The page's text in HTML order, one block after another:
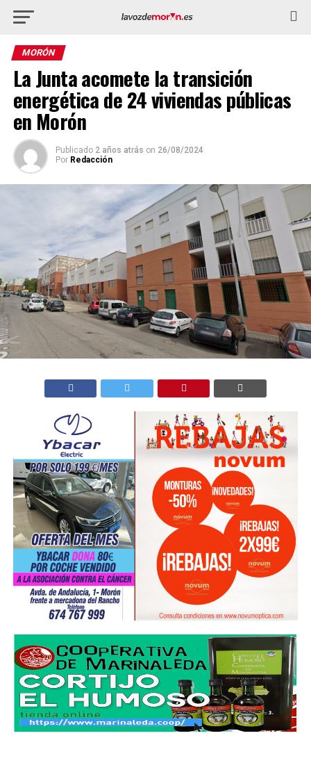
MORÓN
La Junta acomete la transición
energética de 24 viviendas públicas
en Morón
Publicado 2 años atrás on 26/08/2024
Por Redacción